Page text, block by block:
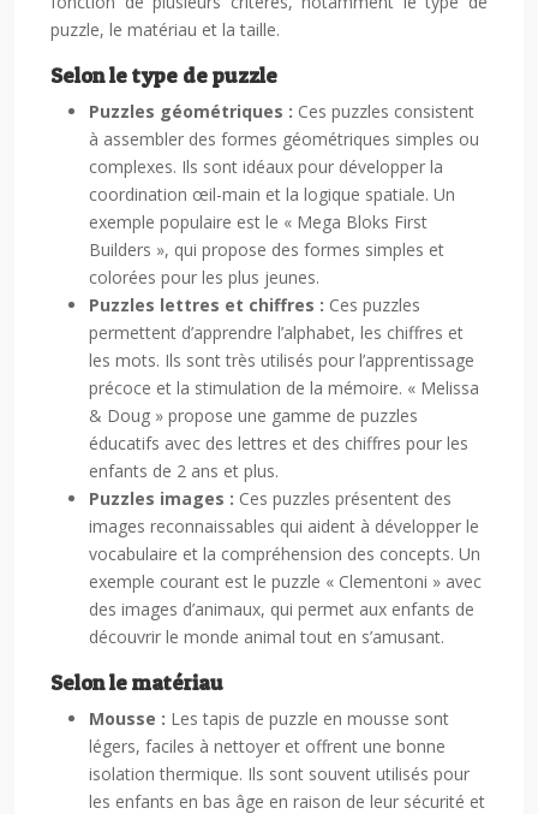
puzzle, le matériau et la taille.
Selon le type de puzzle
Puzzles géométriques : Ces puzzles consistent
à assembler des formes géométriques simples ou
complexes. Ils sont idéaux pour développer la
coordination œil-main et la logique spatiale. Un
exemple populaire est le « Mega Bloks First
Builders », qui propose des formes simples et
colorées pour les plus jeunes.
Puzzles lettres et chiffres : Ces puzzles
permettent d’apprendre l’alphabet, les chiffres et
les mots. Ils sont très utilisés pour l’apprentissage
précoce et la stimulation de la mémoire. « Melissa
& Doug » propose une gamme de puzzles
éducatifs avec des lettres et des chiffres pour les
enfants de 2 ans et plus.
Puzzles images : Ces puzzles présentent des
images reconnaissables qui aident à développer le
vocabulaire et la compréhension des concepts. Un
exemple courant est le puzzle « Clementoni » avec
des images d’animaux, qui permet aux enfants de
découvrir le monde animal tout en s’amusant.
Selon le matériau
Mousse : Les tapis de puzzle en mousse sont
légers, faciles à nettoyer et offrent une bonne
isolation thermique. Ils sont souvent utilisés pour
les enfants en bas âge en raison de leur sécurité et